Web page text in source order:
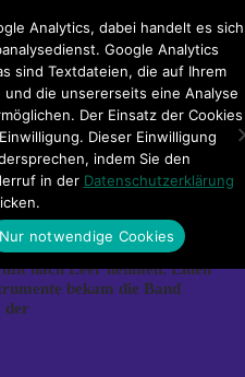
Teilnahmebedingungen
Artikel-2011
2011[:]
Plattsounds 2011 fest! Den
nach Leer nehmen. Einen
bekam die Band
der
Analytics, dabei handelt es sich
Google Analytics
sind Textdateien, die auf Ihrem
die unsererseits eine Analyse
Der Einsatz der Cookies
Dieser Einwilligung
indem Sie den
in der Datenschutzerklärung
Nur notwendige Cookies